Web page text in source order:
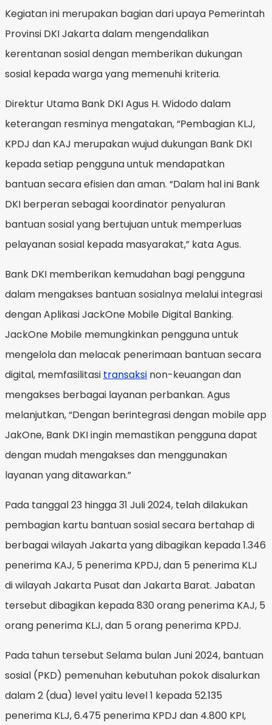
Kegiatan ini merupakan bagian dari upaya Pemerintah
Provinsi DKI Jakarta dalam mengendalikan
kerentanan sosial dengan memberikan dukungan
sosial kepada warga yang memenuhi kriteria.
Direktur Utama Bank DKI Agus H. Widodo dalam
keterangan resminya mengatakan, “Pembagian KLJ,
KPDJ dan KAJ merupakan wujud dukungan Bank DKI
kepada setiap pengguna untuk mendapatkan
bantuan secara efisien dan aman. “Dalam hal ini Bank
DKI berperan sebagai koordinator penyaluran
bantuan sosial yang bertujuan untuk memperluas
pelayanan sosial kepada masyarakat,” kata Agus.
Bank DKI memberikan kemudahan bagi pengguna
dalam mengakses bantuan sosialnya melalui integrasi
dengan Aplikasi JackOne Mobile Digital Banking.
JackOne Mobile memungkinkan pengguna untuk
mengelola dan melacak penerimaan bantuan secara
digital, memfasilitasi transaksi non-keuangan dan
mengakses berbagai layanan perbankan. Agus
melanjutkan, “Dengan berintegrasi dengan mobile app
JakOne, Bank DKI ingin memastikan pengguna dapat
dengan mudah mengakses dan menggunakan
layanan yang ditawarkan.”
Pada tanggal 23 hingga 31 Juli 2024, telah dilakukan
pembagian kartu bantuan sosial secara bertahap di
berbagai wilayah Jakarta yang dibagikan kepada 1.346
penerima KAJ, 5 penerima KPDJ, dan 5 penerima KLJ
di wilayah Jakarta Pusat dan Jakarta Barat. Jabatan
tersebut dibagikan kepada 830 orang penerima KAJ, 5
orang penerima KLJ, dan 5 orang penerima KPDJ.
Pada tahun tersebut Selama bulan Juni 2024, bantuan
sosial (PKD) pemenuhan kebutuhan pokok disalurkan
dalam 2 (dua) level yaitu level 1 kepada 52.135
penerima KLJ, 6.475 penerima KPDJ dan 4.800 KPI,